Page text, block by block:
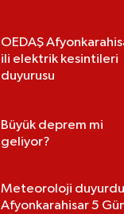
OEDAŞ
ili elektrik kesintileri
duyurusu
Büyük deprem mi
geliyor?
Meteoroloji
Afyonkarahisar 5